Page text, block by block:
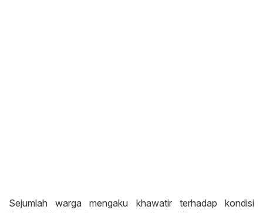
Sejumlah warga mengaku khawatir terhadap kondisi